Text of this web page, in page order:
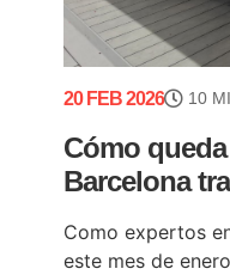
20 FEB 2026 10
Cómo
Barcelona
Como expertos
este mes de